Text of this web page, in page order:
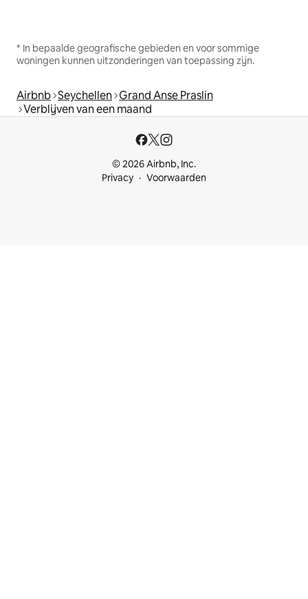
* In bepaalde geografische gebieden en voor sommige
woningen kunnen uitzonderingen van toepassing zijn.
Airbnb Seychellen Grand Anse Praslin
Verblijven van een maand
© 2026 Airbnb, Inc.
Privacy
Voorwaarden